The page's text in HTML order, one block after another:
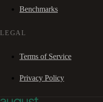
Benchmarks
LEGAL
Terms of Service
Privacy Policy